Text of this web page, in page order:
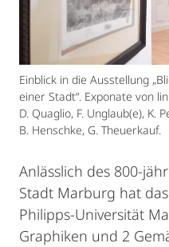
Einblick in die Ausstellung
einer Stadt“. Exponate von
D. Quaglio, F. Unglaub(e), K.
B. Henschke, G. Theuerkauf.
Anlässlich des 800-
Stadt Marburg hat
Philipps-Universität
Graphiken und 2